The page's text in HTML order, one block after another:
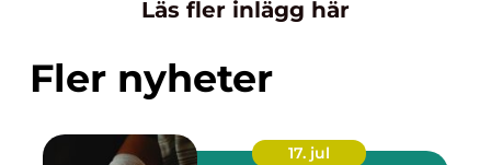
Läs fler inlägg här
Fler nyheter
17. jul